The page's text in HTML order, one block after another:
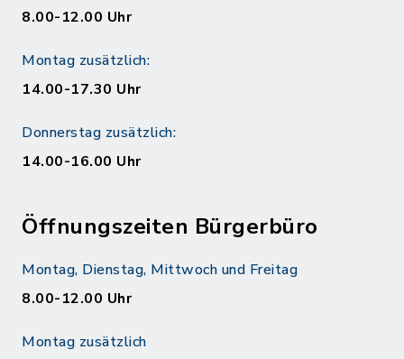
8.00-12.00 Uhr
Montag zusätzlich:
14.00-17.30 Uhr
Donnerstag zusätzlich:
14.00-16.00 Uhr
Öffnungszeiten Bürgerbüro
Montag, Dienstag, Mittwoch und Freitag
8.00-12.00 Uhr
Montag zusätzlich